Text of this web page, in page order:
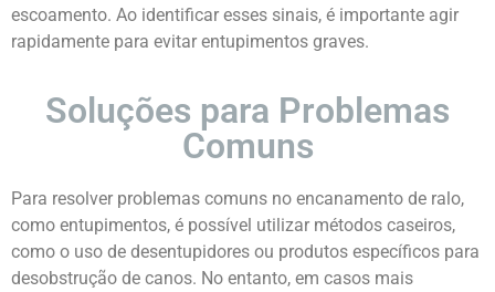
escoamento. Ao identificar esses sinais, é importante agir
rapidamente para evitar entupimentos graves.
Soluções para Problemas
Comuns
Para resolver problemas comuns no encanamento de ralo,
como entupimentos, é possível utilizar métodos caseiros,
como o uso de desentupidores ou produtos específicos para
desobstrução de canos. No entanto, em casos mais